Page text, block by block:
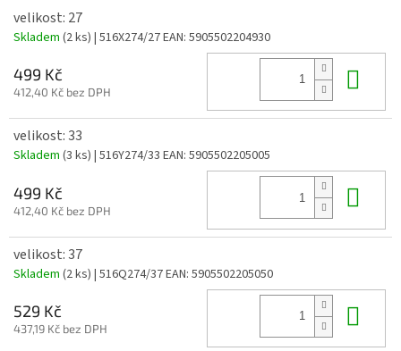
velikost: 27
Skladem (2 ks) | 516X274/27EAN: 5905502204930
499 Kč
412,40 Kč bez DPH
velikost: 33
Skladem (3 ks) | 516Y274/33 EAN: 5905502205005
499 Kč
412,40 Kč bez DPH
velikost: 37
Skladem (2 ks) | 516Q274/37EAN: 5905502205050
529 Kč
437,19 Kč bez DPH